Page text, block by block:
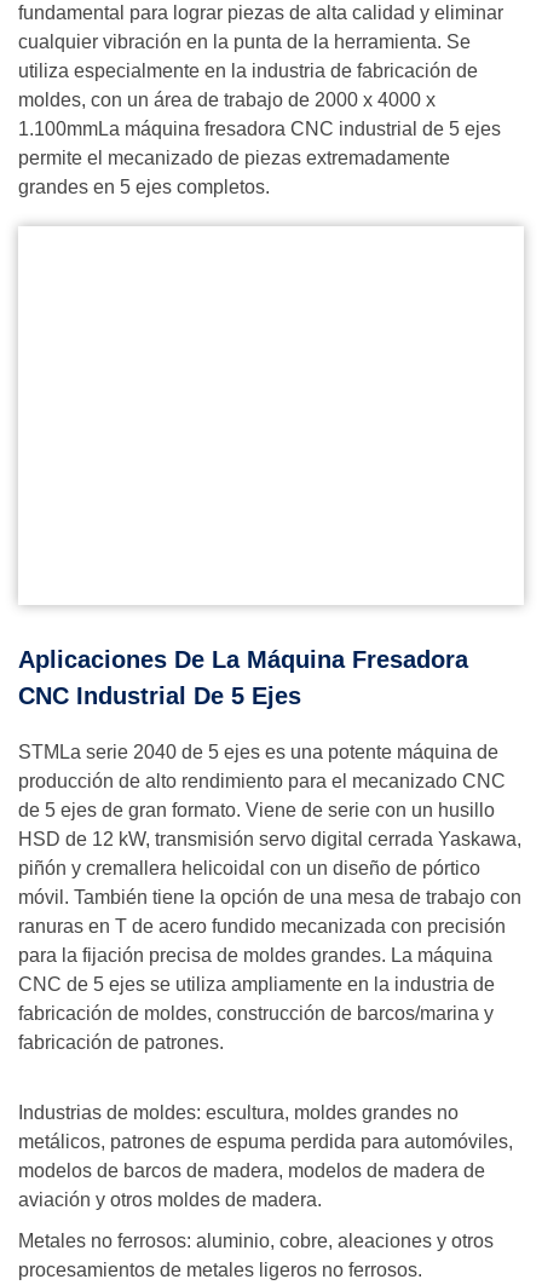
fundamental para lograr piezas de alta calidad y eliminar
cualquier vibración en la punta de la herramienta. Se
utiliza especialmente en la industria de fabricación de
moldes, con un área de trabajo de 2000 x 4000 x
1.100mmLa máquina fresadora CNC industrial de 5 ejes
permite el mecanizado de piezas extremadamente
grandes en 5 ejes completos.
Aplicaciones De La Máquina Fresadora
CNC Industrial De 5 Ejes
STMLa serie 2040 de 5 ejes es una potente máquina de
producción de alto rendimiento para el mecanizado CNC
de 5 ejes de gran formato. Viene de serie con un husillo
HSD de 12 kW, transmisión servo digital cerrada Yaskawa,
piñón y cremallera helicoidal con un diseño de pórtico
móvil. También tiene la opción de una mesa de trabajo con
ranuras en T de acero fundido mecanizada con precisión
para la fijación precisa de moldes grandes. La máquina
CNC de 5 ejes se utiliza ampliamente en la industria de
fabricación de moldes, construcción de barcos/marina y
fabricación de patrones.
Industrias de moldes: escultura, moldes grandes no
metálicos, patrones de espuma perdida para automóviles,
modelos de barcos de madera, modelos de madera de
aviación y otros moldes de madera.
Metales no ferrosos: aluminio, cobre, aleaciones y otros
procesamientos de metales ligeros no ferrosos.